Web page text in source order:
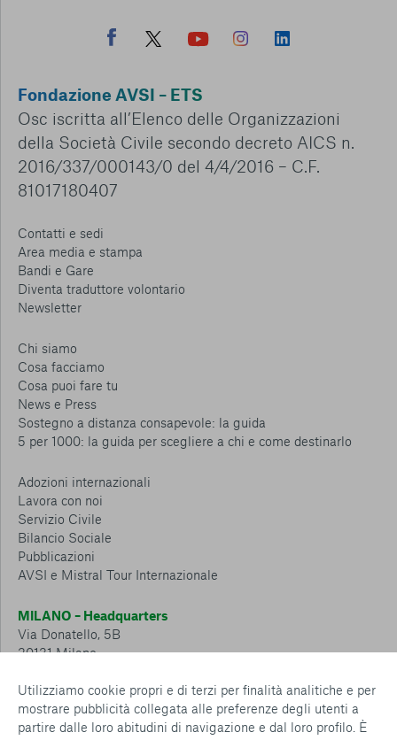
Utilizziamo cookie propri e di terzi per finalità analitiche e per
mostrare pubblicità collegata alle preferenze degli utenti a
partire dalle loro abitudini di navigazione e dal loro profilo. È
Fondazione AVSI – ETS
Osc iscritta all’Elenco delle Organizzazioni
della Società Civile secondo decreto AICS n.
2016/337/000143/0 del 4/4/2016 – C.F.
81017180407
Contatti e sedi
Area media e stampa
Bandi e Gare
Diventa traduttore volontario
Newsletter
Chi siamo
Cosa facciamo
Cosa puoi fare tu
News e Press
Sostegno a distanza consapevole: la guida
5 per 1000: la guida per scegliere a chi e come destinarlo
Adozioni internazionali
Lavora con noi
Servizio Civile
Bilancio Sociale
Pubblicazioni
AVSI e Mistral Tour Internazionale
MILANO – Headquarters
Via Donatello, 5B
20131 Milano
CESENA – Sostegno a distanza
Via Padre Vicinio da Sarsina, 216